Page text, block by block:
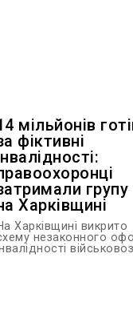
мільйонів
фіктивні
групу
Харківщині
Харківщині викрито
незаконного